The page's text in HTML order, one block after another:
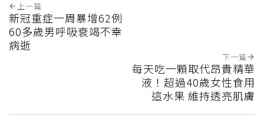
上一篇
新冠重症一周暴增62例
60多歲男呼吸衰竭不幸
病逝
下一篇
每天吃一顆取代昂貴精華
液！超過40歲女性食用
這水果 維持透亮肌膚